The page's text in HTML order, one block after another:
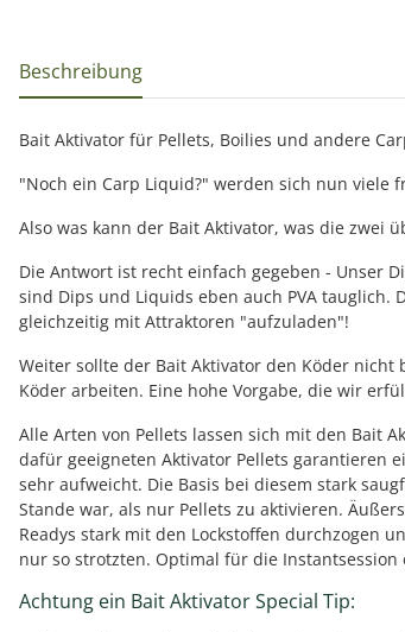
weitere Registerkarten anzeigen
Beschreibung
Bait Aktivator für Pellets, Boilies und andere
"Noch ein Carp Liquid?" werden sich nun viele
Also was kann der Bait Aktivator, was die zwei
Die Antwort ist recht einfach gegeben - Unser
sind Dips und Liquids eben auch PVA
gleichzeitig mit Attraktoren "aufzuladen"!
Weiter sollte der Bait Aktivator den Köder
Köder arbeiten. Eine hohe Vorgabe, die wir
Alle Arten von Pellets lassen sich mit den Bait
dafür geeigneten Aktivator Pellets garantieren
sehr aufweicht. Die Basis bei diesem stark
Stande war, als nur Pellets zu aktivieren.
Readys stark mit den Lockstoffen durchzogen
nur so strotzten. Optimal für die Instantsession
Achtung ein Bait Aktivator Special Tip: